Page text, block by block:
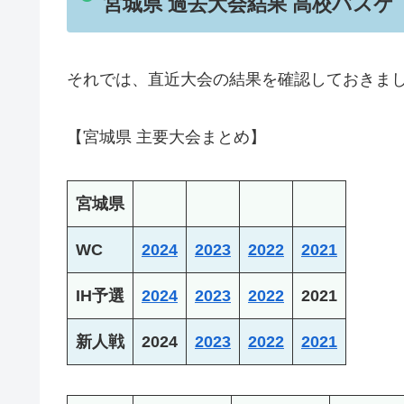
それでは、直近大会の結果を確認しておきま
【宮城県 主要大会まとめ】
宮城県
WC 2024 2023 2022 2021
IH予選 2024 2023 2022 2021
新人戦 2024 2023 2022 2021